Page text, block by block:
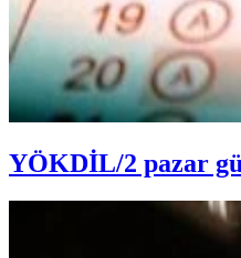
YÖKDİL/2 pazar